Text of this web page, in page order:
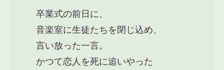
卒業式の前日に、
音楽室に生徒たちを閉じ込め、
言い放った一言。
かつて恋人を死に追いやった